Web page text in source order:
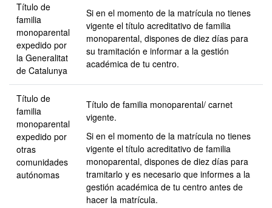
Título de
familia
monoparental
expedido por
la Generalitat
de Catalunya
Si en el momento de la matrícula no tienes
vigente el título acreditativo de familia
monoparental, dispones de diez días para
su tramitación e informar a la gestión
académica de tu centro.
Título de
familia
monoparental
expedido por
otras
comunidades
autónomas
Título de familia monoparental/ carnet
vigente.
Si en el momento de la matrícula no tienes
vigente el título acreditativo de familia
monoparental, dispones de diez días para
tramitarlo y es necesario que informes a la
gestión académica de tu centro antes de
hacer la matrícula.